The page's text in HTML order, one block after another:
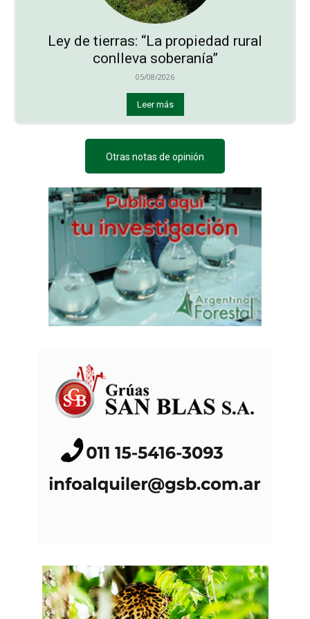
Ley de tierras: “La propiedad rural
conlleva soberanía”
05/08/2026
Leer más
Otras notas de opinión